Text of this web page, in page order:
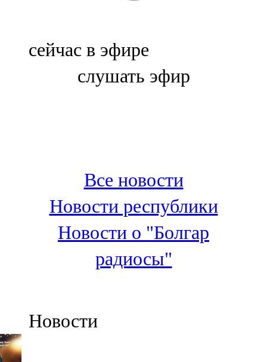
Болгар
100,3 FM
Зәй
106,6 FM
Кадыбаш
105,2 FM
91,5 FM
сейчас в эфире
слушать эфир
Все новости
Новости республики
Новости о "Болгар
радиосы"
Новости